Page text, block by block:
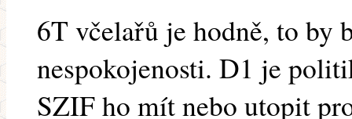
6T včelařů je hodně, to by
nespokojenosti. D1 je
SZIF ho mít nebo utopit